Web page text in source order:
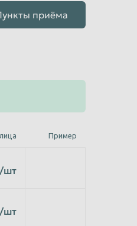
приёма
Пример
шт
шт